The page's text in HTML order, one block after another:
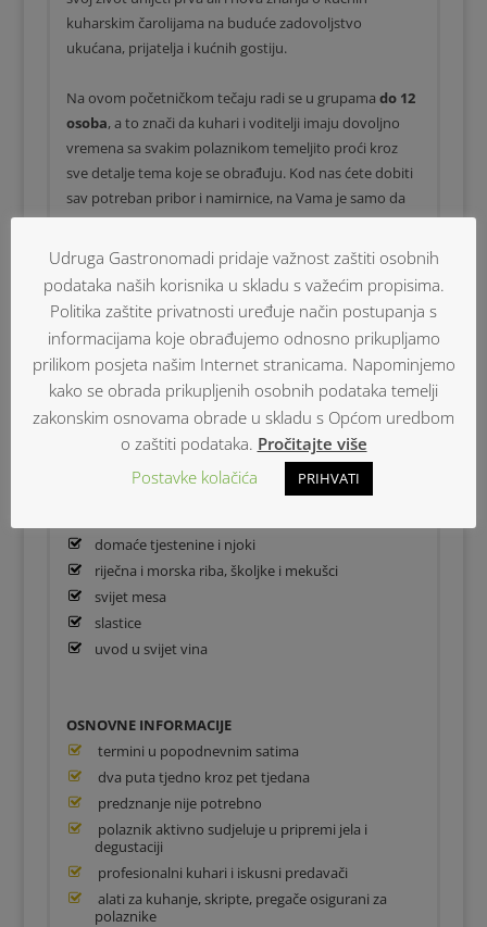
kuharskim čarolijama na buduće zadovoljstvo
ukućana, prijatelja i kućnih gostiju.
Na ovom početničkom tečaju radi se u grupama do 12
osoba, a to znači da kuhari i voditelji imaju dovoljno
vremena sa svakim polaznikom temeljito proći kroz
sve detalje tema koje se obrađuju. Kod nas ćete dobiti
sav potreban pribor i namirnice, na Vama je samo da
napokon odlučite mali dio svojeg slobodnog vremena
utrošiti na koristan i zanimljiv način.
Tečaj se odvija u popodnevnim satima, od 18.00 do
21.00 sat, 2 x tjedno x 5 tjedana x 3 sata = min. 30h
NEKE OD TEMA TEČAJA
organizacija kuhinje
nabava namirnica i nutricionizam
osnovne tehnike rezanja i obrade
domaće tjestenine i njoki
riječna i morska riba, školjke i mekušci
svijet mesa
slastice
uvod u svijet vina
OSNOVNE INFORMACIJE
termini u popodnevnim satima
dva puta tjedno kroz pet tjedana
predznanje nije potrebno
polaznik aktivno sudjeluje u pripremi jela i
degustaciji
profesionalni kuhari i iskusni predavači
alati za kuhanje, skripte, pregače osigurani za
polaznike
Udruga Gastronomadi pridaje važnost zaštiti osobnih
podataka naših korisnika u skladu s važećim propisima.
Politika zaštite privatnosti uređuje način postupanja s
informacijama koje obrađujemo odnosno prikupljamo
prilikom posjeta našim Internet stranicama. Napominjemo
kako se obrada prikupljenih osobnih podataka temelji
zakonskim osnovama obrade u skladu s Općom uredbom
o zaštiti podataka. Pročitajte više
Postavke kolačića
PRIHVATI